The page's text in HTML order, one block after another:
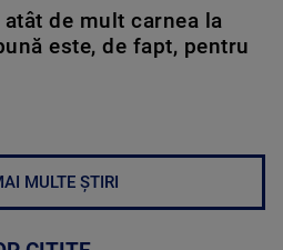
atât de mult carnea la
este, de fapt, pentru
MULTE ȘTIRI